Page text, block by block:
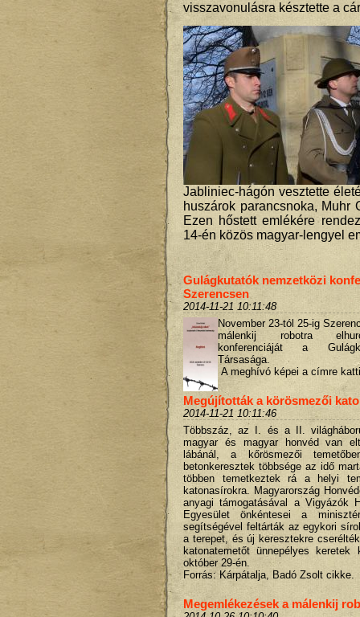
visszavonulásra késztette a
Jabliniec-hágón vesztette
huszárok parancsnoka, Muhr
Ezen hőstett emlékére
14-én közös magyar-lengyel
Gulágkutatók nemzetközi
Szerencsen
2014-11-21 10:11:48
November 23-tól 25-ig
málenkij robotra
konferenciáját a
Társasága.
A meghívó képei a címre
Megújították a körösmezői
2014-11-21 10:11:46
Többszáz, az I. és a II.
magyar és magyar honvéd van
lábánál, a kőrösmezői
betonkeresztek többsége az idő
többen temetkeztek rá a helyi
katonasírokra. Magyarország
anyagi támogatásával a Vigyázók
Egyesület önkéntesei a
segítségével feltárták az egykori
a terepet, és új keresztekre
katonatemetőt ünnepélyes keretek
október 29-én.
Forrás: Kárpátalja, Badó Zsolt cikke.
Megemlékezések a málenkij